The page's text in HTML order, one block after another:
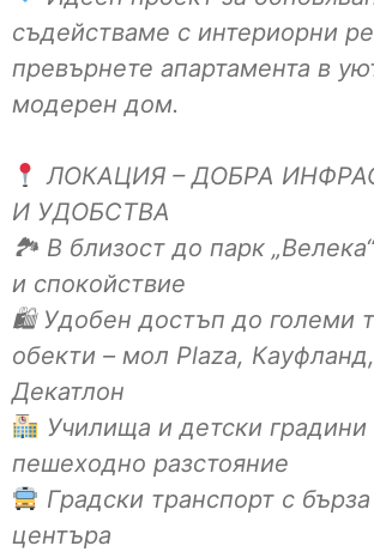
съдействаме с интериорни
превърнете апартамента в
модерен дом.
ЛОКАЦИЯ – ДОБРА
И УДОБСТВА
🏞 В близост до парк
и спокойствие
🛍 Удобен достъп до големи
обекти – мол Plaza,
Декатлон
Училища и детски градини
пешеходно разстояние
Градски транспорт с
центъра